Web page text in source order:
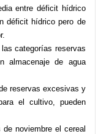
entre déficit hídrico
déficit hídrico pero de
las categorías reservas
almacenaje de agua
reservas excesivas y
el cultivo, pueden
noviembre el cereal